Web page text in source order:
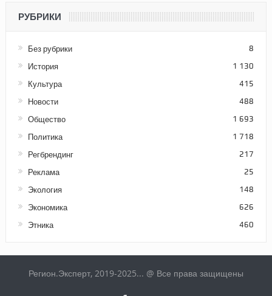
РУБРИКИ
Без рубрики 8
История 1 130
Культура 415
Новости 488
Общество 1 693
Политика 1 718
Регбрендинг 217
Реклама 25
Экология 148
Экономика 626
Этника 460
Регион.Эксперт, 2019-2025... @ Все права защищены